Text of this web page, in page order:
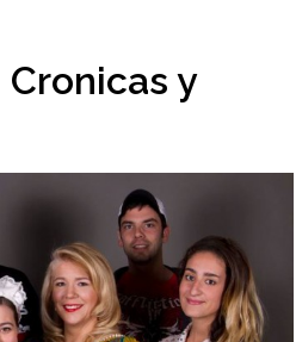
Cronicas y